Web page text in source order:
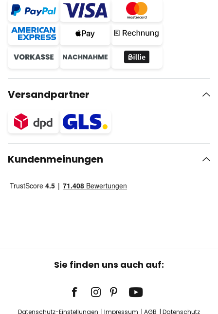
Versandpartner
Kundenmeinungen
Sie finden uns auch auf:
Datenschutz-Einstellungen Impressum AGB Datenschutz